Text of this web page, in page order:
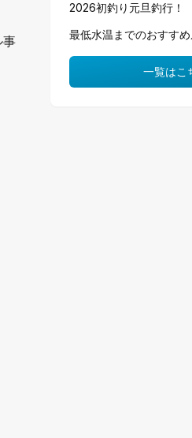
事
2026初釣り元旦釣行！
最低水温までのおすす
一覧はこ